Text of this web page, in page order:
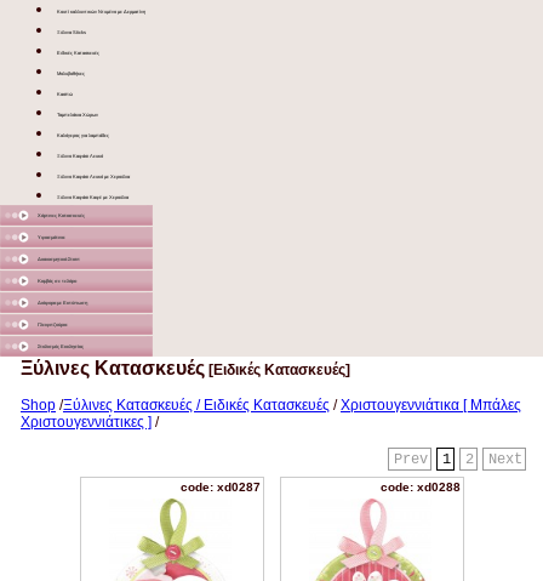
Κουτί καλλυντικών Ντυμένο με Δερματίνη
Ξύλινα Sticks
Ειδικές Κατασκευές
Μολυβοθήκες
Κασπώ
Ταμπελάκια Χώρων
Καλόγερος για λαμπάδες
Ξύλινο Καφάσι Λευκό
Ξύλινο Καφάσι Λευκό με Χερούλια
Ξύλινο Καφάσι Καφέ με Χερούλια
Χάρτινες Κατασκευές
Υφασμάτινα
Διακοσμητικά Σταντ
Καμβάς σε τελάρο
Διάφορα με Εκτύπωση
Γλειφιτζούρια
Στολισμός Εκκλησίας
Ξύλινες Κατασκευές [Ειδικές Κατασκευές]
Shop /Ξύλινες Κατασκευές / Ειδικές Κατασκευές /Χριστουγεννιάτικα [ Μπάλες
Χριστουγεννιάτικες ] /
Next
2
1
Prev
code: xd0287 code: xd0288